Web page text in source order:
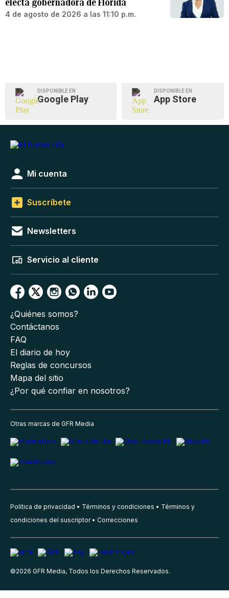
electa gobernadora de Florida
4 de agosto de 2026 a las 11:10 p.m.
DISPONIBLE EN
Google Play
DISPONIBLE EN
App Store
Mi cuenta
Suscríbete
Newsletters
Servicio al cliente
¿Quiénes somos?
Contáctanos
FAQ
El diario de hoy
Reglas de concursos
Mapa del sitio
¿Por qué confiar en nosotros?
Otras marcas de GFR Media
Política de privacidad Términos y condiciones
Términos y
condiciones del suscriptor
Correcciones
©2026 GFR Media, Todos los Derechos Reservados.